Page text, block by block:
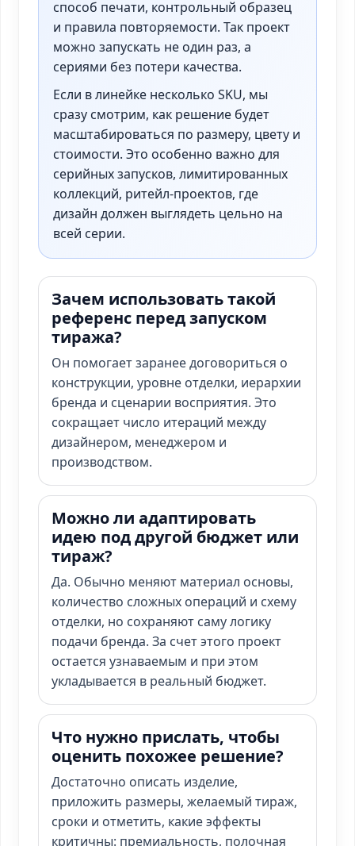
способ печати, контрольный образец
и правила повторяемости. Так проект
можно запускать не один раз, а
сериями без потери качества.
Если в линейке несколько SKU, мы
сразу смотрим, как решение будет
масштабироваться по размеру, цвету и
стоимости. Это особенно важно для
серийных запусков, лимитированных
коллекций, ритейл-проектов, где
дизайн должен выглядеть цельно на
всей серии.
Зачем использовать такой
референс перед запуском
тиража?
Он помогает заранее договориться о
конструкции, уровне отделки, иерархии
бренда и сценарии восприятия. Это
сокращает число итераций между
дизайнером, менеджером и
производством.
Можно ли адаптировать
идею под другой бюджет или
тираж?
Да. Обычно меняют материал основы,
количество сложных операций и схему
отделки, но сохраняют саму логику
подачи бренда. За счет этого проект
остается узнаваемым и при этом
укладывается в реальный бюджет.
Что нужно прислать, чтобы
оценить похожее решение?
Достаточно описать изделие,
приложить размеры, желаемый тираж,
сроки и отметить, какие эффекты
критичны: премиальность, полочная